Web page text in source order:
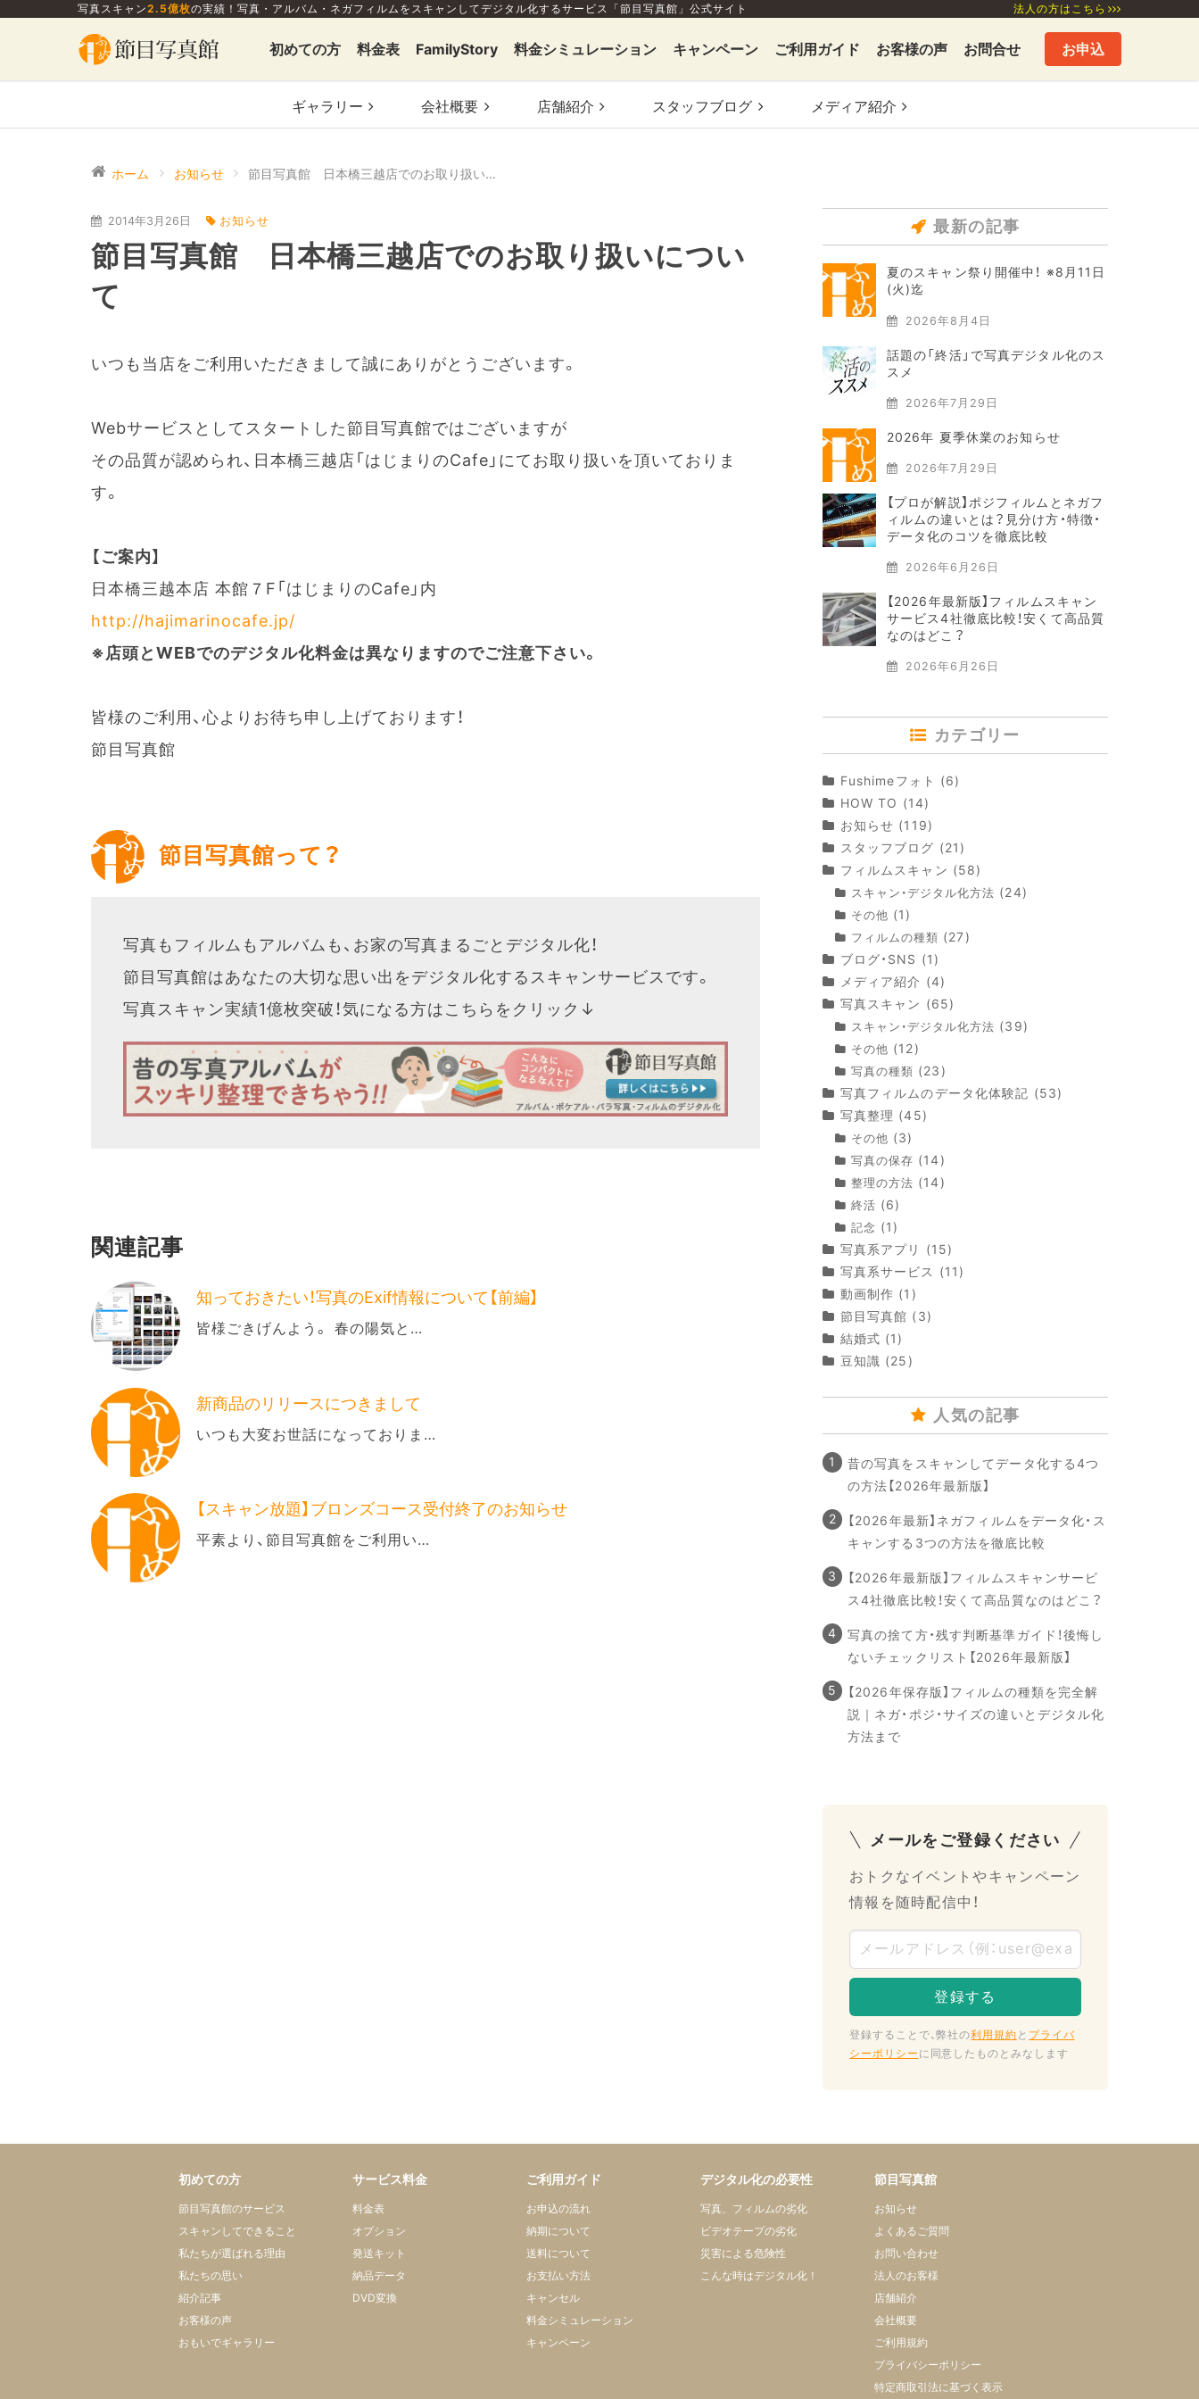
写真スキャン2.5億枚の実績！写真・アルバム・ネガフィルムをスキャンしてデジタル化するサービス「節目写真館」公式サイト 法人の方はこちら
初めての方 料金表 FamilyStory 料金シミュレーション キャンペーン ご利用ガイド お客様の声 お問合せ お申込
ギャラリー 会社概要 店舗紹介 スタッフブログ メディア紹介
ホーム お知らせ 節目写真館 日本橋三越店でのお取り扱いについて
2014年3月26日 お知らせ
節目写真館 日本橋三越店でのお取り扱いについ
て
いつも当店をご利用いただきまして誠にありがとうございます。
Webサービスとしてスタートした節目写真館ではございますが
その品質が認められ、日本橋三越店「はじまりのCafe」にてお取り扱いを頂いておりま
す。
【ご案内】
日本橋三越本店 本館７F「はじまりのCafe」内
http://hajimarinocafe.jp/
※店頭とWEBでのデジタル化料金は異なりますのでご注意下さい。
皆様のご利用、心よりお待ち申し上げております！
節目写真館
節目写真館って？
写真もフィルムもアルバムも、お家の写真まるごとデジタル化！
節目写真館はあなたの大切な思い出をデジタル化するスキャンサービスです。
写真スキャン実績1億枚突破！気になる方はこちらをクリック↓
関連記事
知っておきたい！写真のExif情報について【前編】
皆様ごきげんよう。 春の陽気と…
新商品のリリースにつきまして
いつも大変お世話になっておりま…
【スキャン放題】ブロンズコース受付終了のお知らせ
平素より、節目写真館をご利用い…
最新の記事
夏のスキャン祭り開催中！ ※8月11日
(火)迄
2026年8月4日
話題の「終活」で写真デジタル化のス
スメ
2026年7月29日
2026年 夏季休業のお知らせ
2026年7月29日
【プロが解説】ポジフィルムとネガフ
ィルムの違いとは？見分け方・特徴・
データ化のコツを徹底比較
2026年6月26日
【2026年最新版】フィルムスキャン
サービス4社徹底比較！安くて高品質
なのはどこ？
2026年6月26日
カテゴリー
Fushimeフォト (6)
HOW TO (14)
お知らせ (119)
スタッフブログ (21)
フィルムスキャン (58)
スキャン・デジタル化方法 (24)
その他 (1)
フィルムの種類 (27)
ブログ・SNS (1)
メディア紹介 (4)
写真スキャン (65)
スキャン・デジタル化方法 (39)
その他 (12)
写真の種類 (23)
写真フィルムのデータ化体験記 (53)
写真整理 (45)
その他 (3)
写真の保存 (14)
整理の方法 (14)
終活 (6)
記念 (1)
写真系アプリ
(15)
写真系サービス (11)
動画制作 (1)
節目写真館 (3)
結婚式 (1)
豆知識 (25)
人気の記事
昔の写真をスキャンしてデータ化する4つ
の方法【2026年最新版】
【2026年最新】ネガフィルムをデータ化・ス
キャンする3つの方法を徹底比較
【2026年最新版】フィルムスキャンサービ
ス4社徹底比較！安くて高品質なのはどこ？
写真の捨て方・残す判断基準ガイド！後悔し
ないチェックリスト【2026年最新版】
【2026年保存版】フィルムの種類を完全解
説｜ネガ・ポジ・サイズの違いとデジタル化
方法まで
メールをご登録ください
おトクなイベントやキャンペーン
情報を随時配信中！
登録することで、弊社の利用規約 と プライバ
シーポリシー に同意したものとみなします
初めての方
節目写真館のサービス
スキャンしてできること
私たちが選ばれる理由
私たちの思い
紹介記事
お客様の声
おもいでギャラリー
サービス料金
料金表
オプション
発送キット
納品データ
DVD変換
ご利用ガイド
お申込の流れ
納期について
送料について
お支払い方法
キャンセル
料金シミュレーション
キャンペーン
デジタル化の必要性
写真、フィルムの劣化
ビデオテープの劣化
災害による危険性
こんな時はデジタル化！
節目写真館
お知らせ
よくあるご質問
お問い合わせ
法人のお客様
店舗紹介
会社概要
ご利用規約
プライバシーポリシー
特定商取引法に基づく表示